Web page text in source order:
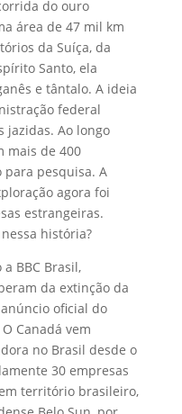
do ouro
área de 47 mil km
da Suíça, da
Santo, ela
e tântalo. A ideia
federal
jazidas. Ao longo
mais de 400
pesquisa. A
agora foi
estrangeiras.
história?
BBC Brasil,
da extinção da
oficial do
Canadá vem
no Brasil desde o
30 empresas
território brasileiro,